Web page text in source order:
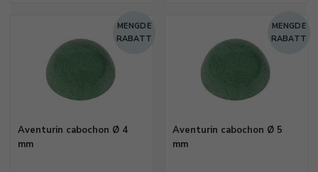
MENGDE
RABATT
Aventurin cabochon Ø 4
mm
MENGDE
RABATT
Aventurin cabochon Ø 5
mm